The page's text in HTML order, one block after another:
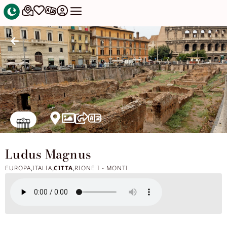
Ludus Magnus
EUROPA,ITALIA,CITTA,RIONE I - MONTI